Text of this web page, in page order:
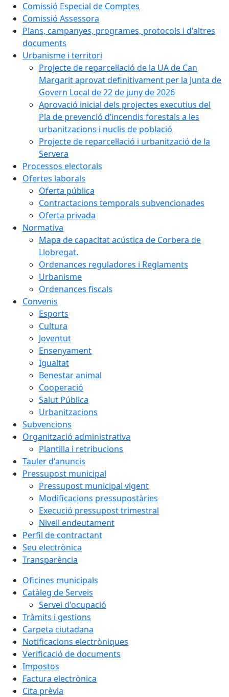
Comissió Especial de Comptes
Comissió Assessora
Plans, campanyes, programes, protocols i d'altres
documents
Urbanisme i territori
Projecte de reparcel·lació de la UA de Can
Margarit aprovat definitivament per la Junta de
Govern Local de 22 de juny de 2026
Aprovació inicial dels projectes executius del
Pla de prevenció d’incendis forestals a les
urbanitzacions i nuclis de població
Projecte de reparcel·lació i urbanització de la
Servera
Processos electorals
Ofertes laborals
Oferta pública
Contractacions temporals subvencionades
Oferta privada
Normativa
Mapa de capacitat acústica de Corbera de
Llobregat.
Ordenances reguladores i Reglaments
Urbanisme
Ordenances fiscals
Convenis
Esports
Cultura
Joventut
Ensenyament
Igualtat
Benestar animal
Cooperació
Salut Pública
Urbanitzacions
Subvencions
Organització administrativa
Plantilla i retribucions
Tauler d'anuncis
Pressupost municipal
Pressupost municipal vigent
Modificacions pressupostàries
Execució pressupost trimestral
Nivell endeutament
Perfil de contractant
Seu electrònica
Transparència
Oficines municipals
Catàleg de Serveis
Servei d'ocupació
Tràmits i gestions
Carpeta ciutadana
Notificacions electròniques
Verificació de documents
Impostos
Factura electrònica
Cita prèvia